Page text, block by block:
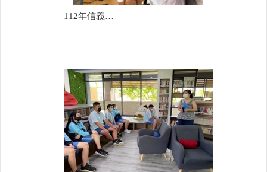
112年信義國中